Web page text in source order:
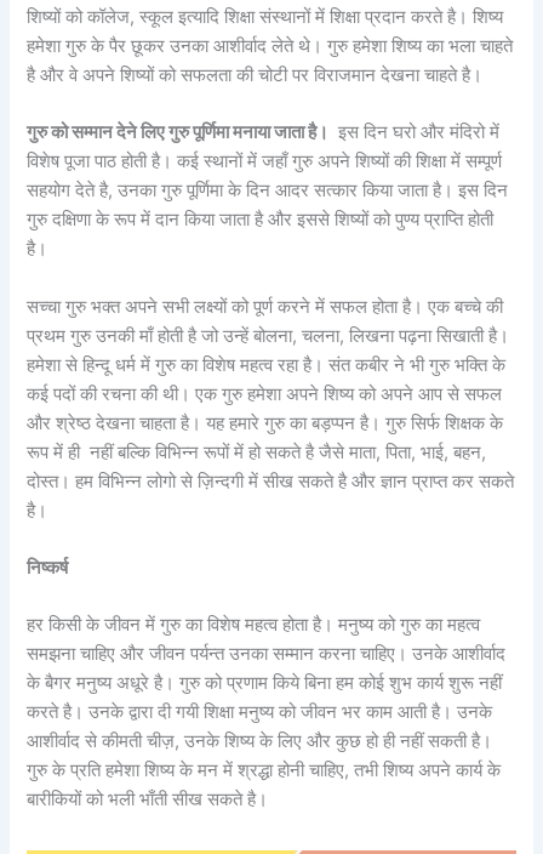
शिष्यों को कॉलेज, स्कूल इत्यादि शिक्षा संस्थानों में शिक्षा प्रदान करते है। शिष्य
हमेशा गुरु के पैर छूकर उनका आशीर्वाद लेते थे। गुरु हमेशा शिष्य का भला चाहते
है और वे अपने शिष्यों को सफलता की चोटी पर विराजमान देखना चाहते है।
गुरु को सम्मान देने लिए गुरु पूर्णिमा मनाया जाता है।
इस दिन घरो और मंदिरो में
विशेष पूजा पाठ होती है। कई स्थानों में जहाँ गुरु अपने शिष्यों की शिक्षा में सम्पूर्ण
सहयोग देते है, उनका गुरु पूर्णिमा के दिन आदर सत्कार किया जाता है। इस दिन
गुरु दक्षिणा के रूप में दान किया जाता है और इससे शिष्यों को पुण्य प्राप्ति होती
है।
सच्चा गुरु भक्त अपने सभी लक्ष्यों को पूर्ण करने में सफल होता है। एक बच्चे की
प्रथम गुरु उनकी माँ होती है जो उन्हें बोलना, चलना, लिखना पढ़ना सिखाती है।
हमेशा से हिन्दू धर्म में गुरु का विशेष महत्व रहा है। संत कबीर ने भी गुरु भक्ति के
कई पदों की रचना की थी। एक गुरु हमेशा अपने शिष्य को अपने आप से सफल
और श्रेष्ठ देखना चाहता है। यह हमारे गुरु का बड़प्पन है। गुरु सिर्फ शिक्षक के
रूप में ही नहीं बल्कि विभिन्न रूपों में हो सकते है जैसे माता, पिता, भाई, बहन,
दोस्त। हम विभिन्न लोगो से ज़िन्दगी में सीख सकते है और ज्ञान प्राप्त कर सकते
है।
निष्कर्ष
हर किसी के जीवन में गुरु का विशेष महत्व होता है। मनुष्य को गुरु का महत्व
समझना चाहिए और जीवन पर्यन्त उनका सम्मान करना चाहिए। उनके आशीर्वाद
के बैगर मनुष्य अधूरे है। गुरु को प्रणाम किये बिना हम कोई शुभ कार्य शुरू नहीं
करते है। उनके द्वारा दी गयी शिक्षा मनुष्य को जीवन भर काम आती है। उनके
आशीर्वाद से कीमती चीज़, उनके शिष्य के लिए और कुछ हो ही नहीं सकती है।
गुरु के प्रति हमेशा शिष्य के मन में श्रद्धा होनी चाहिए, तभी शिष्य अपने कार्य के
बारीकियों को भली भाँती सीख सकते है।